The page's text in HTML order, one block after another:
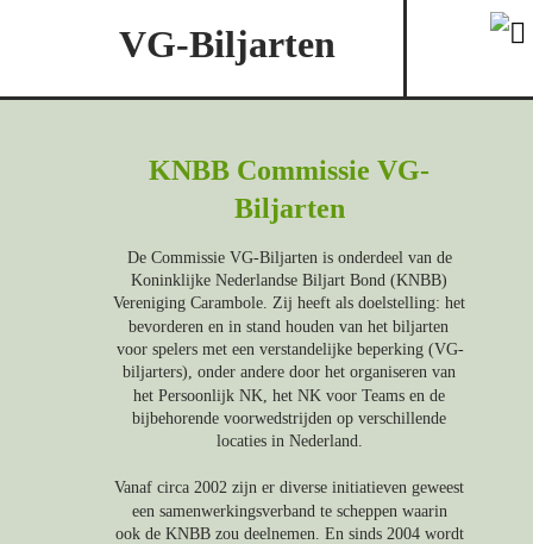
KNBB Commissie VG-
Biljarten
De Commissie VG-Biljarten is onderdeel van de
Koninklijke Nederlandse Biljart Bond (KNBB)
Vereniging Carambole. Zij heeft als doelstelling: het
bevorderen en in stand houden van het biljarten
voor spelers met een verstandelijke beperking (VG-
biljarters), onder andere door het organiseren van
het Persoonlijk NK, het NK voor Teams en de
bijbehorende voorwedstrijden op verschillende
locaties in Nederland.
Vanaf circa 2002 zijn er diverse initiatieven geweest
een samenwerkingsverband te scheppen waarin
ook de KNBB zou deelnemen. En sinds 2004 wordt
VG-Biljarten